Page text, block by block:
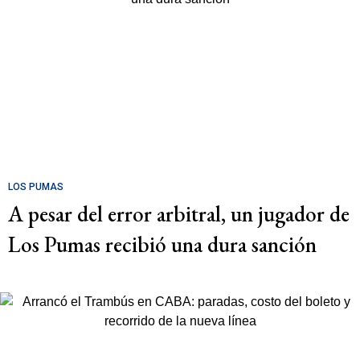
LOS PUMAS
A pesar del error arbitral, un jugador de
Los Pumas recibió una dura sanción